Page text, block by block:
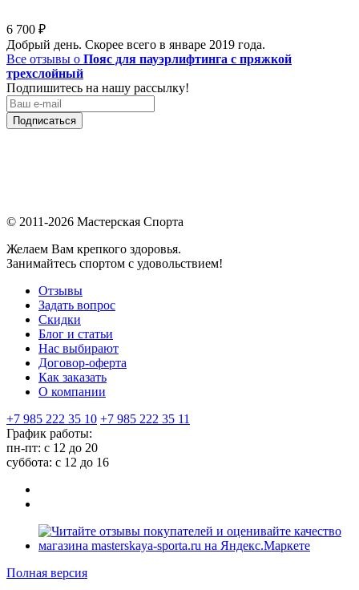
6 700 ₽
Добрый день. Скорее всего в январе 2019 года.
Все отзывы о Пояс для пауэрлифтинга с пряжкой
трехслойный
Подпишитесь на нашу рассылку!
Подписаться
© 2011-2026 Мастерская Спорта
Желаем Вам крепкого здоровья.
Занимайтесь спортом с удовольствием!
Отзывы
Задать вопрос
Скидки
Блог и статьи
Нас выбирают
Договор-оферта
Как заказать
О компании
+7 985 222 35 10 +7 985 222 35 11
График работы:
пн-пт: с 12 до 20
суббота: c 12 до 16
Полная версия